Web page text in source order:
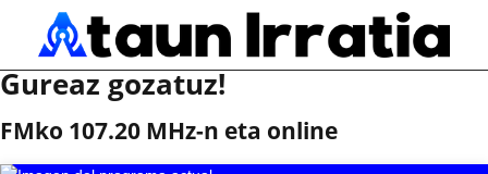
Gureaz gozatuz!
FMko 107.20 MHz-n eta online